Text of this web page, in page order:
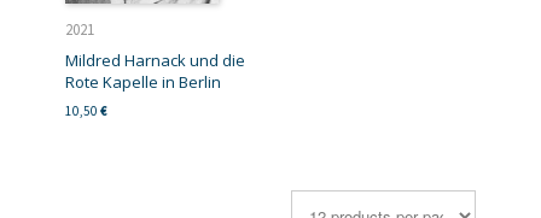
2021
Mildred Harnack und die
Rote Kapelle in Berlin
10,50 €